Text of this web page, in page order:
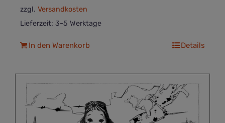
zzgl. Versandkosten
Lieferzeit: 3-5 Werktage
In den Warenkorb Details